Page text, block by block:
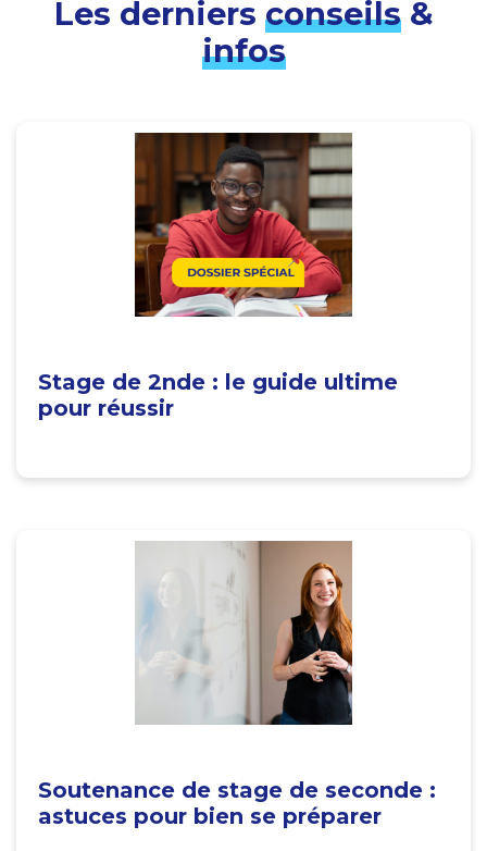
Les derniers conseils&
infos
Stage de 2nde : le guide ultime
pour réussir
Soutenance de stage de seconde :
astuces pour bien se préparer